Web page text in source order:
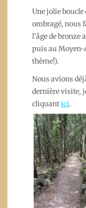
Une jolie boucle
ombragé, nous
l’âge de bronze
puis au Moyen-
thème!).
Nous avions
dernière visite,
cliquantici.